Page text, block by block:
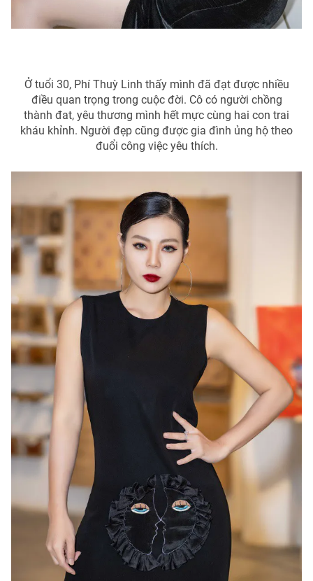
Ở tuổi 30, Phí Thuỳ Linh thấy mình đã đạt được nhiều
điều quan trọng trong cuộc đời. Cô có người chồng
thành đat, yêu thương mình hết mực cùng hai con trai
kháu khỉnh. Người đẹp cũng được gia đình ủng hộ theo
đuổi công việc yêu thích.